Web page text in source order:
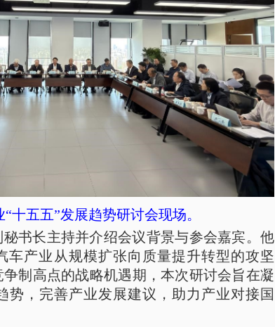
十五五”发展趋势研讨会现场。
书长主持并介绍会议背景与参会嘉宾。他
车产业从规模扩张向质量提升转型的攻坚
制高点的战略机遇期，本次研讨会旨在凝
势，完善产业发展建议，助力产业对接国